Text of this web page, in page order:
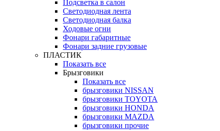
Подсветка в салон
Светодиодная лента
Светодиодная балка
Ходовые огни
Фонари габаритные
Фонари задние грузовые
ПЛАСТИК
Показать все
Брызговики
Показать все
брызговики NISSAN
брызговики TOYOTA
брызговики HONDA
брызговики MAZDA
брызговики прочие